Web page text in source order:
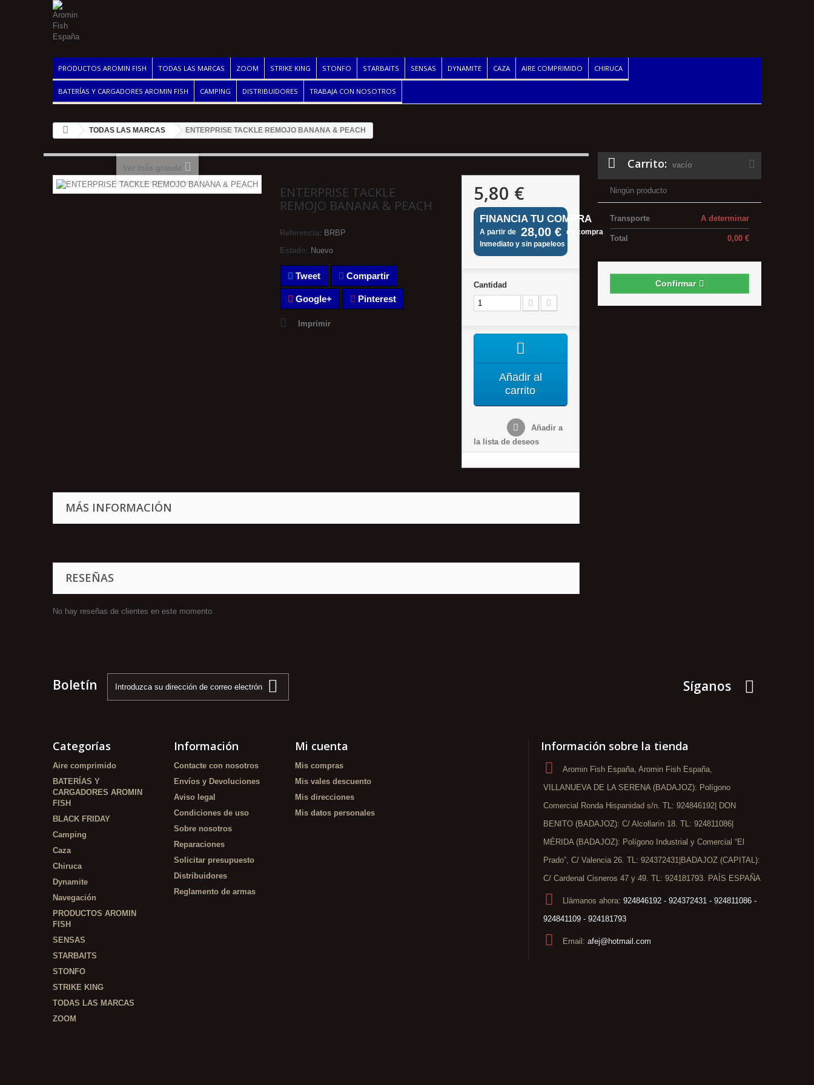
PRODUCTOS AROMIN FISH TODAS LAS MARCAS ZOOM STRIKE KING STONFO STARBAITS SENSAS DYNAMITE CAZA AIRE COMPRIMIDO CHIRUCA
BATERÍAS Y CARGADORES AROMIN FISH CAMPING DISTRIBUIDORES TRABAJA CON NOSOTROS
TODAS LAS MARCAS ENTERPRISE TACKLE REMOJO BANANA & PEACH
ENTERPRISE TACKLE
REMOJO BANANA & PEACH
Referencia: BRBP
Estado: Nuevo
Tweet Compartir
Google+ Pinterest
Imprimir
5,80 €
FINANCIA TU COMPRA
A partir de 28,00 € de compra
Inmediato y sin papeleos
Cantidad
Añadir al
carrito
Añadir a
la lista de deseos
MÁS INFORMACIÓN
RESEÑAS
No hay reseñas de clientes en este momento.
Carrito: vacío
Ningún producto
A determinar
Transporte
0,00 €
Total
Confirmar
Boletín Síganos
Categorías
Aire comprimido
BATERÍAS Y
CARGADORES AROMIN
FISH
BLACK FRIDAY
Camping
Caza
Chiruca
Dynamite
Navegación
PRODUCTOS AROMIN
FISH
SENSAS
STARBAITS
STONFO
STRIKE KING
TODAS LAS MARCAS
ZOOM
Información
Contacte con nosotros
Envíos y Devoluciones
Aviso legal
Condiciones de uso
Sobre nosotros
Reparaciones
Solicitar presupuesto
Distribuidores
Reglamento de armas
Mi cuenta
Mis compras
Mis vales descuento
Mis direcciones
Mis datos personales
Información sobre la tienda
Aromin Fish España, Aromin Fish España,
VILLANUEVA DE LA SERENA (BADAJOZ): Polígono
Comercial Ronda Hispanidad s/n. TL: 924846192| DON
BENITO (BADAJOZ): C/ Alcollarín 18. TL: 924811086|
MÉRIDA (BADAJOZ): Polígono Industrial y Comercial “El
Prado”, C/ Valencia 26. TL: 924372431|BADAJOZ (CAPITAL):
C/ Cardenal Cisneros 47 y 49. TL: 924181793. PAÍS ESPAÑA
Llámanos ahora: 924846192 - 924372431 - 924811086 -
924841109 - 924181793
Email: afej@hotmail.com